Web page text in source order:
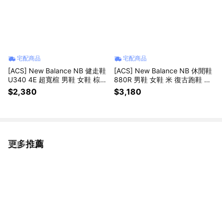
宅配商品
[ACS] New Balance NB 健走鞋
U340 4E 超寬楦 男鞋 女鞋 棕
麂皮 魔鬼氈 休閒鞋 U3407PB-4
E
$2,380
宅配商品
[ACS] New Balance NB 休閒鞋
880R 男鞋 女鞋 米 復古跑鞋 緩
震 紐巴倫 U880R2QR-D
$3,180
更多推薦
看更多